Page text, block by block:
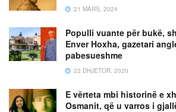
21 MARS, 2024
Populli vuante për bukë,
Enver Hoxha, gazetari
pabesueshme
22 DHJETOR, 2020
E vërteta mbi historinë e
Osmanit, që u varros i